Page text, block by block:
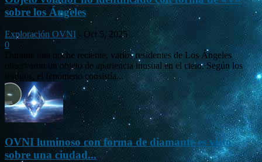
sobre los Ángeles
Exploración OVNI - Oct 5, 2025
0
Durante una noche reciente, varios residentes de Los Ángeles
observaron un objeto de apariencia inusual en el cielo. Según los
testigos, el fenómeno consistía...
OVNI luminoso con forma de diamante es visto
sobre una ciudad...